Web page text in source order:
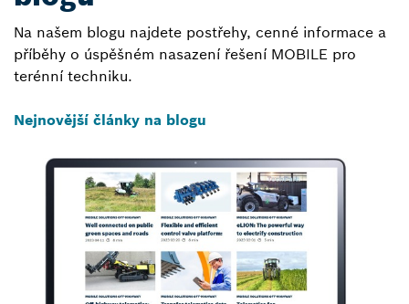
Na našem blogu najdete postřehy, cenné informace a
příběhy o úspěšném nasazení řešení MOBILE pro
terénní techniku.
Nejnovější články na blogu